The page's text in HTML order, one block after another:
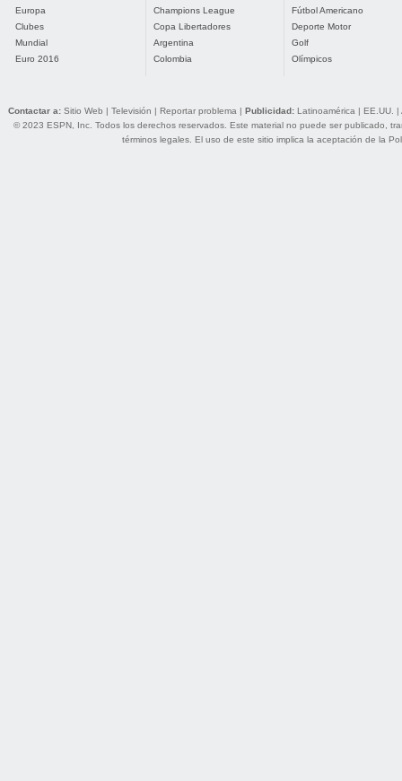
Europa
Clubes
Mundial
Euro 2016
Champions League
Copa Libertadores
Argentina
Colombia
Fútbol Americano
Deporte Motor
Golf
Olímpicos
Contactar a: Sitio Web | Televisión | Reportar problema | Publicidad: Latinoamérica | EE.UU. |
© 2023 ESPN, Inc. Todos los derechos reservados. Este material no puede ser publicado,
términos legales. El uso de este sitio implica la aceptación de la